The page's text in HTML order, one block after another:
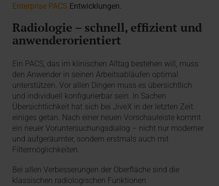
Enterprise PACS Entwicklungen.
Radiologie – schnell, effizient und
anwenderorientiert
Ein PACS, das im klinischen Alltag bestehen will, muss
den Anwender in seinen Arbeitsabläufen optimal
unterstützen. Vor allen Dingen muss es übersichtlich
und individuell konfigurierbar sein. In Sachen
Übersichtlichkeit hat sich bei JiveX in der letzten Zeit
einiges getan. Nach einer neuen Vorschauleiste kommt
ein neuer Voruntersuchungsdialog – nicht nur moderner
und aufgeräumter, sondern erstmals auch mit
Filtermöglichkeiten.
Bei allen Verbesserungen der Oberfläche sind die
klassischen radiologischen Funktionen